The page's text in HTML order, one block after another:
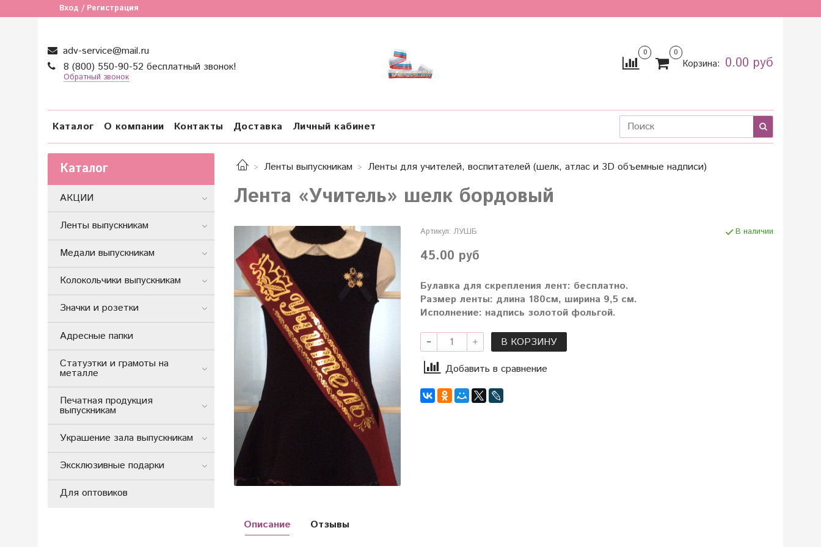
Вход / Регистрация
adv-service@mail.ru
8 (800) 550-90-52 бесплатный звонок!
Обратный звонок
0 0
Корзина: 0.00 руб
Каталог О компании Контакты Доставка Личный кабинет
Ленты выпускникам Ленты для учителей, воспитателей (шелк, атлас и 3D объемные надписи)
Лента «Учитель» шелк бордовый
Артикул: ЛУШБ В наличии
45.00 руб
Булавка для скрепления лент: бесплатно.
Размер ленты: длина 180см, ширина 9,5 см.
Исполнение: надпись золотой фольгой.
В КОРЗИНУ
Добавить в сравнение
Описание Отзывы
Каталог
АКЦИИ
Ленты выпускникам
Медали выпускникам
Колокольчики выпускникам
Значки и розетки
Адресные папки
Статуэтки и грамоты на
металле
Печатная продукция
выпускникам
Украшение зала выпускникам
Эксклюзивные подарки
Для оптовиков